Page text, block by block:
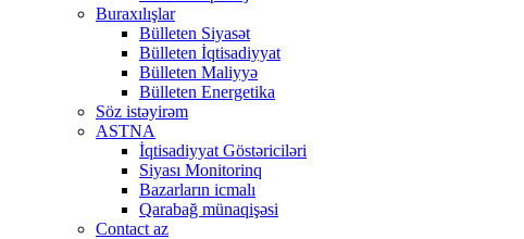
Buraxılışlar
Bülleten Siyasət
Bülleten İqtisadiyyat
Bülleten Maliyyə
Bülleten Energetika
Söz istəyirəm
ASTNA
İqtisadiyyat Göstəriciləri
Siyası Monitorinq
Bazarların icmalı
Qarabağ münaqişəsi
Contact az